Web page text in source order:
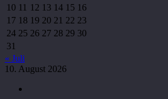
10 11 12 13 14 15 16
17 18 19 20 21 22 23
24 25 26 27 28 29 30
31
« Juli
10. August 2026